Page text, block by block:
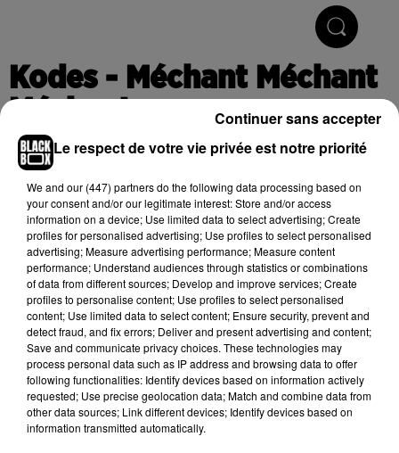
Kodes - Méchant Méchant
Méchant
Publié : 5 septembre 2019 à 13h46
Cet élément est masqué compte-tenu du refus du
dépôt de cookies que vous avez exprimé. Si vous
souhaitez l'afficher, merci de nous donner votre accord
en cliquant sur le bouton ci-dessous.
Afficher l'élément
(C) 2019
Le respect de votre vie privée est notre priorité
We and our (447) partnersdo the following data processing based on
your consent and/or our legitimate interest: Store and/or access
information on a device; Use limited data to select advertising; Create
profiles for personalised advertising; Use profiles to select personalised
advertising; Measure advertising performance; Measure content
performance; Understand audiences through statistics or combinations
of data from different sources; Develop and improve services; Create
profiles to personalise content; Use profiles to select personalised
content; Use limited data to select content; Ensure security, prevent and
detect fraud, and fix errors; Deliver and present advertising and content;
Save and communicate privacy choices. These technologies may
process personal data such as IP address and browsing data to offer
following functionalities: Identify devices based on information actively
requested; Use precise geolocation data; Match and combine data from
other data sources; Link different devices; Identify devices based on
information transmitted automatically.
Continuer sans accepter